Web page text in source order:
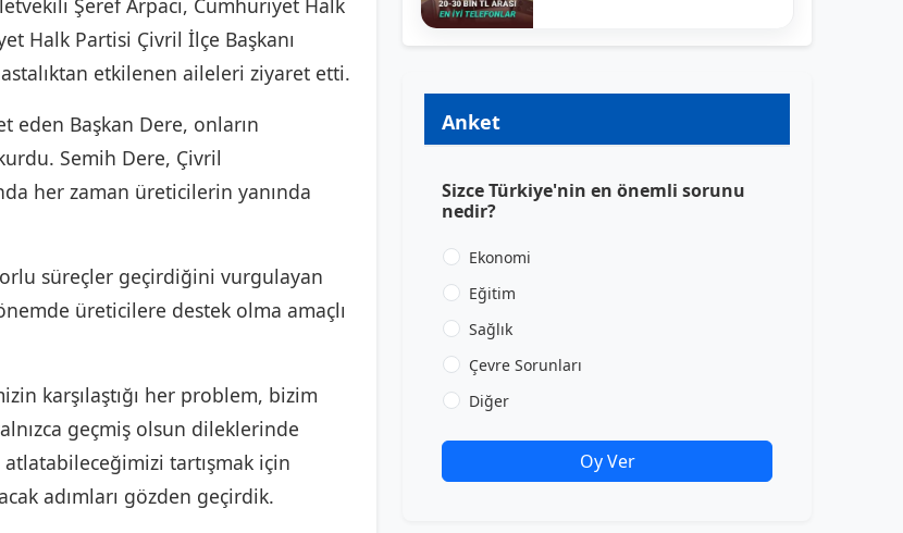
Şeref Arpacı, Cumhuriyet Halk
Halk Partisi Çivril İlçe Başkanı
etkilenen aileleri ziyaret etti.
eden Başkan Dere, onların
Semih Dere, Çivril
her zaman üreticilerin yanında
süreçler geçirdiğini vurgulayan
üreticilere destek olma amaçlı
karşılaştığı her problem, bizim
geçmiş olsun dileklerinde
tartışmak için
adımları gözden geçirdik.
Anket
Sizce Türkiye'nin en önemli sorunu
nedir?
Ekonomi
Eğitim
Sağlık
Çevre Sorunları
Diğer
Oy Ver